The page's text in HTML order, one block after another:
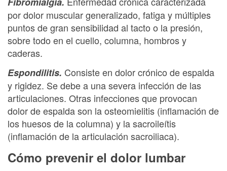
por dolor muscular generalizado, fatiga y múltiples
puntos de gran sensibilidad al tacto o la presión,
sobre todo en el cuello, columna, hombros y
caderas.
Espondilitis. Consiste en dolor crónico de espalda
y rigidez. Se debe a una severa infección de las
articulaciones. Otras infecciones que provocan
dolor de espalda son la osteomielitis (inflamación de
los huesos de la columna) y la sacroileítis
(inflamación de la articulación sacroiliaca).
Cómo prevenir el dolor lumbar